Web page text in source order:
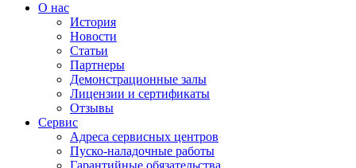
О нас
История
Новости
Статьи
Партнеры
Демонстрационные залы
Лицензии и сертификаты
Отзывы
Сервис
Адреса сервисных центров
Пуско-наладочные работы
Гарантийные обязательства